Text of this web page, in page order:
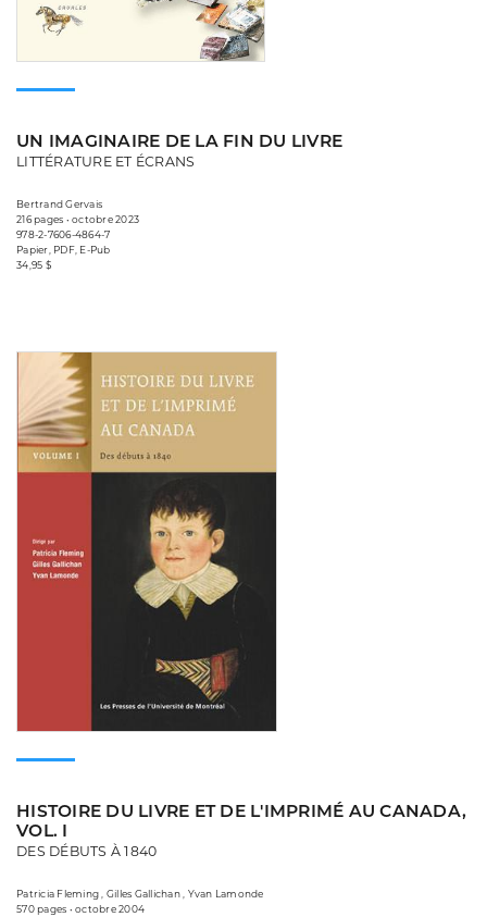
UN IMAGINAIRE DE LA FIN DU LIVRE
LITTÉRATURE ET ÉCRANS
Bertrand Gervais
216 pages • octobre 2023
978-2-7606-4864-7
Papier, PDF, E-Pub
34,95 $
HISTOIRE DU LIVRE ET DE L'IMPRIMÉ AU CANADA,
VOL. I
DES DÉBUTS À 1840
Patricia Fleming , Gilles Gallichan , Yvan Lamonde
570 pages • octobre 2004